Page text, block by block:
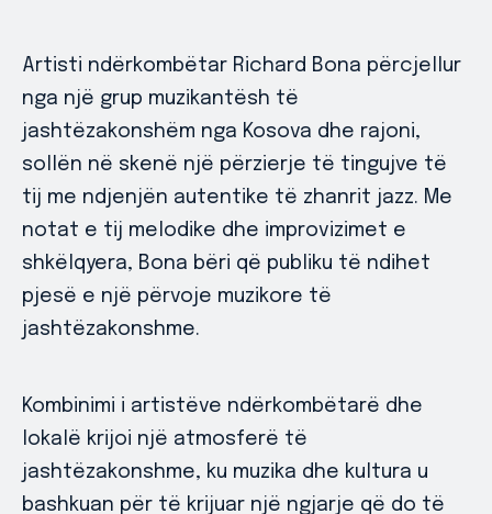
Artisti ndërkombëtar Richard Bona përcjellur
nga një grup muzikantësh të
jashtëzakonshëm nga Kosova dhe rajoni,
sollën në skenë një përzierje të tingujve të
tij me ndjenjën autentike të zhanrit jazz. Me
notat e tij melodike dhe improvizimet e
shkëlqyera, Bona bëri që publiku të ndihet
pjesë e një përvoje muzikore të
jashtëzakonshme.
Kombinimi i artistëve ndërkombëtarë dhe
lokalë krijoi një atmosferë të
jashtëzakonshme, ku muzika dhe kultura u
bashkuan për të krijuar një ngjarje që do të